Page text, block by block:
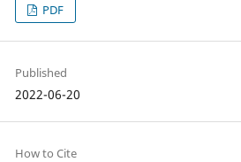
PDF
Published
2022-06-20
How to Cite